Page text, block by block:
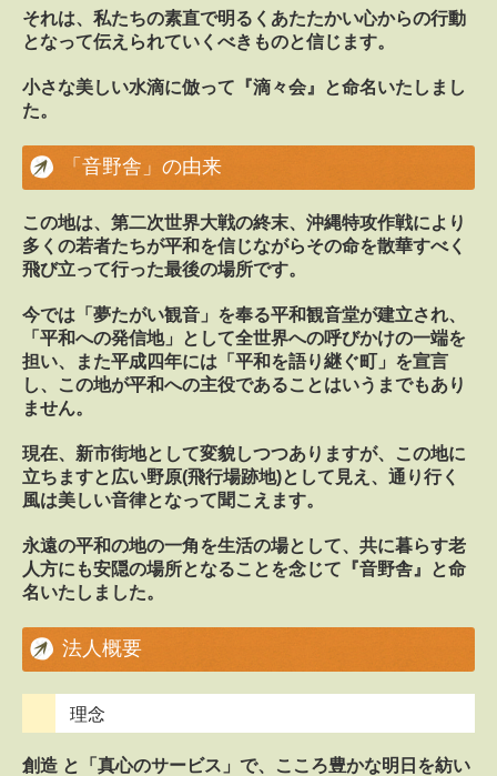
グループホーム 介護員(パート)
お問い合わせ
それは、私たちの素直で明るくあたたかい心からの行動
となって伝えられていくべきものと信じます。
小さな美しい水滴に倣って『滴々会』と命名いたしまし
た。
「音野舎」の由来
この地は、第二次世界大戦の終末、沖縄特攻作戦により
多くの若者たちが平和を信じながらその命を散華すべく
飛び立って行った最後の場所です。
今では「夢たがい観音」を奉る平和観音堂が建立され、
「平和への発信地」として全世界への呼びかけの一端を
担い、また平成四年には「平和を語り継ぐ町」を宣言
し、この地が平和への主役であることはいうまでもあり
ません。
現在、新市街地として変貌しつつありますが、この地に
立ちますと広い野原(飛行場跡地)として見え、通り行く
風は美しい音律となって聞こえます。
永遠の平和の地の一角を生活の場として、共に暮らす老
人方にも安隠の場所となることを念じて『音野舎』と命
名いたしました。
法人概要
理念
創造 と「真心のサービス」で、こころ豊かな明日を紡い